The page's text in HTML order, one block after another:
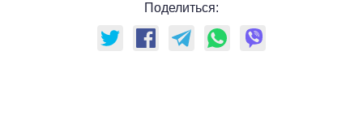
Поделиться: